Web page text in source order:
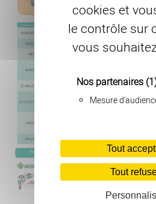
cookies et
le contrôle sur
vous
Nos partenaires
Mesure
Tout
Tout